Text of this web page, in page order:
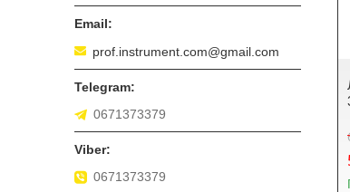
prof.instrument.com@gmail.com
0671373379
0671373379